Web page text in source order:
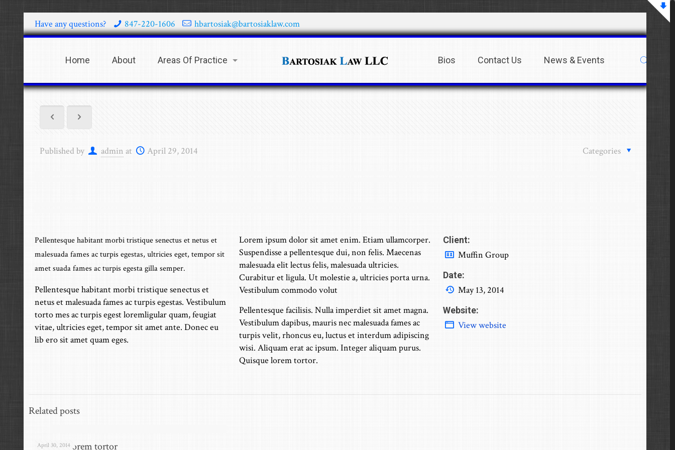
Have any questions? 847-220-1606 hbartosiak@bartosiaklaw.com
Home About Areas Of Practice Bios Contact Us News & Events
Published by admin at April 29, 2014 Categories
Pellentesque habitant morbi tristique senectus et netus et
malesuada fames ac turpis egestas, ultricies eget, tempor sit
amet suada fames ac turpis egesta gilla semper.
Pellentesque habitant morbi tristique senectus et
netus et malesuada fames ac turpis egestas. Vestibulum
torto mes ac turpis egest loremligular quam, feugiat
vitae, ultricies eget, tempor sit amet ante. Donec eu
lib ero sit amet quam eges.
Lorem ipsum dolor sit amet enim. Etiam ullamcorper.
Suspendisse a pellentesque dui, non felis. Maecenas
malesuada elit lectus felis, malesuada ultricies.
Curabitur et ligula. Ut molestie a, ultricies porta urna.
Vestibulum commodo volut
Pellentesque facilisis. Nulla imperdiet sit amet magna.
Vestibulum dapibus, mauris nec malesuada fames ac
turpis velit, rhoncus eu, luctus et interdum adipiscing
wisi. Aliquam erat ac ipsum. Integer aliquam purus.
Quisque lorem tortor.
Client:
Muffin Group
Date:
May 13, 2014
Website:
View website
Related posts
April 30, 2014
Quisque lorem tortor